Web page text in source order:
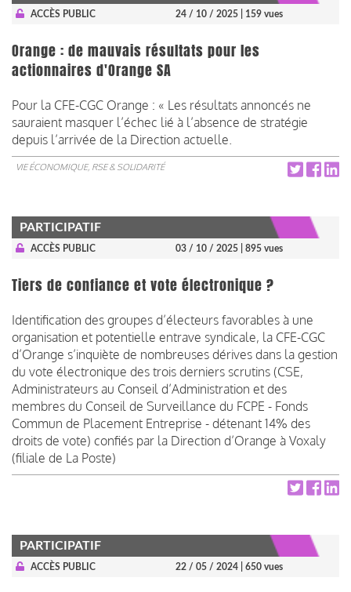
ACCÈS PUBLIC 24 / 10 / 2025 | 159 vues
Orange : de mauvais résultats pour les
actionnaires d'Orange SA
Pour la CFE-CGC Orange : « Les résultats annoncés ne
sauraient masquer l’échec lié à l’absence de stratégie
depuis l’arrivée de la Direction actuelle.
VIE ÉCONOMIQUE, RSE & SOLIDARITÉ
PARTICIPATIF
ACCÈS PUBLIC 03 / 10 / 2025 | 895 vues
Tiers de confiance et vote électronique ?
Identification des groupes d’électeurs favorables à une
organisation et potentielle entrave syndicale, la CFE-CGC
d’Orange s’inquiète de nombreuses dérives dans la gestion
du vote électronique des trois derniers scrutins (CSE,
Administrateurs au Conseil d’Administration et des
membres du Conseil de Surveillance du FCPE - Fonds
Commun de Placement Entreprise - détenant 14% des
droits de vote) confiés par la Direction d’Orange à Voxaly
(filiale de La Poste)
PARTICIPATIF
ACCÈS PUBLIC 22 / 05 / 2024 | 650 vues